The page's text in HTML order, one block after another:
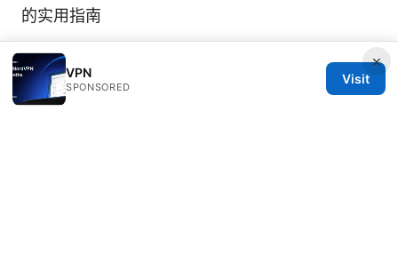
的实用指南
×
VPN
SPONSORED
Visit